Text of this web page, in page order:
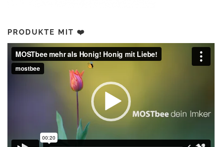
PRODUKTE MIT ❤️
Video-
Player